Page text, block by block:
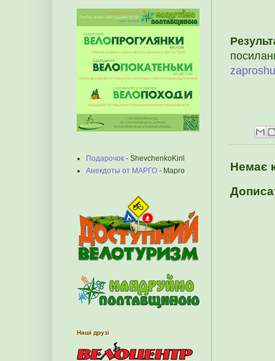
Немає
Подарочок - ShevchenkoKiril
Анекдоты от МАРГО - Марго
Наші друзі